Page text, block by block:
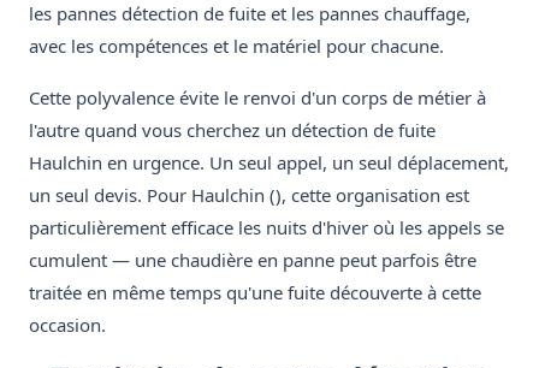
les pannes détection de fuite et les pannes chauffage,
avec les compétences et le matériel pour chacune.
Cette polyvalence évite le renvoi d'un corps de métier à
l'autre quand vous cherchez un détection de fuite
Haulchin en urgence. Un seul appel, un seul déplacement,
un seul devis. Pour Haulchin (), cette organisation est
particulièrement efficace les nuits d'hiver où les appels se
cumulent — une chaudière en panne peut parfois être
traitée en même temps qu'une fuite découverte à cette
occasion.